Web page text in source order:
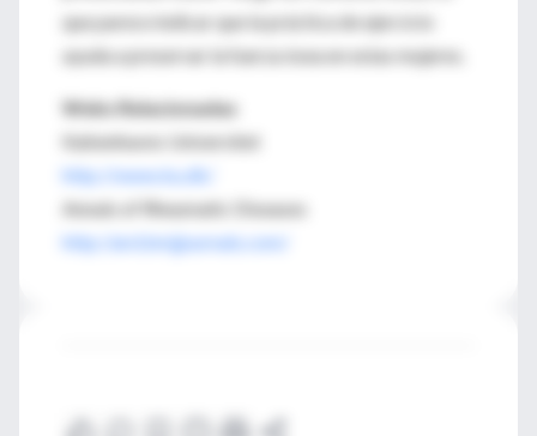
que parece indicar que la práctica de ejercicio
ayuda a preservar la fuerza ósea en estas mujeres.
Webs Relacionadas
Københavns Universitet
http://www.ku.dk/
Annals of Rheumatic Diseases
http://ard.bmjjournals.com/